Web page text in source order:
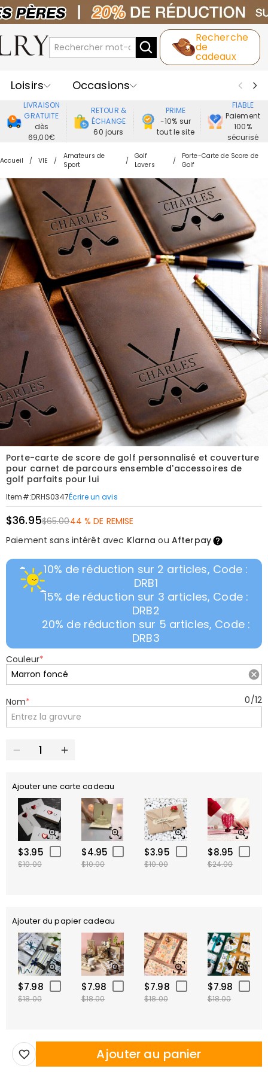
Recherche
de
cadeaux
Loisirs
Occasions
Destinataires
Meilleure Ventes
Nouveaux
Vêtement
LIVRAISON
GRATUITE
dès
69,00€
RETOUR &
ÉCHANGE
60 jours
PRIME
-10% sur
tout le site
FIABLE
Paiement
100%
sécurisé
Accueil VIE
Amateurs de
Sport
Golf
Lovers
Porte-Carte de Score de
Golf
Porte-carte de score de golf personnalisé et couverture
pour carnet de parcours ensemble d'accessoires de
golf parfaits pour lui
Item#:DRHS0347Écrire un avis
$36.95$65.0044 % DE REMISE
Paiement sans intérêt avec Klarna ou Afterpay
10% de réduction sur 2 articles, Code :
DRB1
15% de réduction sur 3 articles, Code :
DRB2
20% de réduction sur 5 articles, Code :
DRB3
Couleur*
Nom* 0/12
Ajouter une carte cadeau
$3.95
$10.00
$4.95
$10.00
$3.95
$10.00
$8.95
$24.00
Ajouter du papier cadeau
$7.98
$18.00
$7.98
$18.00
$7.98
$18.00
$7.98
$18.00
Ajouter au panier